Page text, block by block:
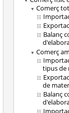
Comerç
Balanç
Comerç
tipus de
de
Balanç